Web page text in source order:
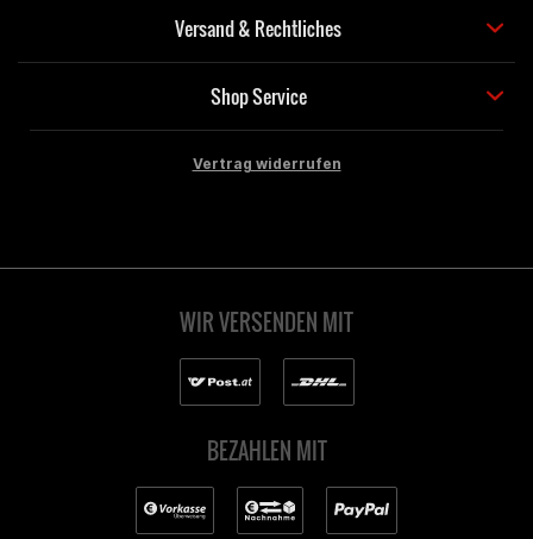
Versand & Rechtliches
Shop Service
Vertrag widerrufen
WIR VERSENDEN MIT
BEZAHLEN MIT